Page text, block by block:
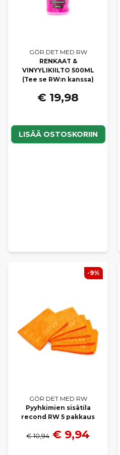
GÖR DET MED RW
RENKAAT &
VINYYLIKIILTO 500ML
(Tee se RW:n kanssa)
€ 19,98
LISÄÄ OSTOSKORIIN
GÖR DET MED RW
Pyyhkimien sisätila
recond RW 5 pakkaus
€ 10,94 € 9,94
-9%